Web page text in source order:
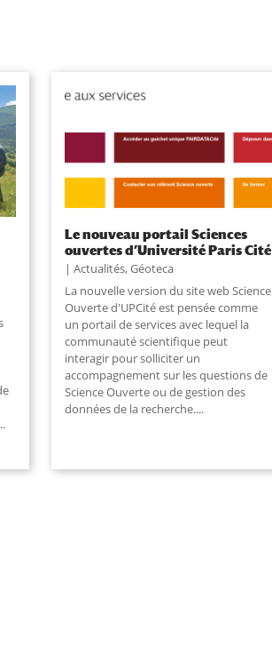
Le nouveau portail Sciences
ouvertes d’Université Paris Cité
Actualités,Géoteca
La nouvelle version du site web Science
Ouverte d'UPCité est pensée comme
un portail de services avec lequel la
communauté scientifique peut
interagir pour solliciter un
accompagnement sur les questions de
Science Ouverte ou de gestion des
données de la recherche....